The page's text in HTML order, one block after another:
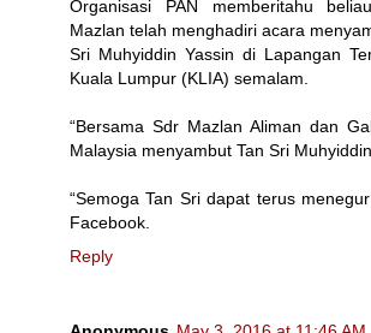
Organisasi PAN memberitahu
Mazlan telah menghadiri acara
Sri Muhyiddin Yassin di Lapangan
Kuala Lumpur (KLIA) semalam.
“Bersama Sdr Mazlan Aliman dan
Malaysia menyambut Tan Sri
“Semoga Tan Sri dapat terus
Facebook.
Reply